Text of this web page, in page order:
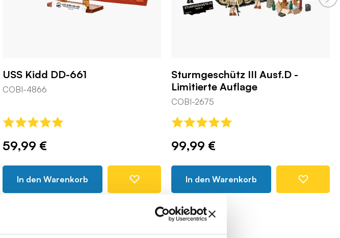
USS Kidd DD-661
COBI-4866
59,99 €
In den Warenkorb
Sturmgeschütz III Ausf.D -
Limitierte Auflage
COBI-2675
99,99 €
In den Warenkorb